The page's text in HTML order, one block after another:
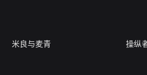
米良与麦青 操纵